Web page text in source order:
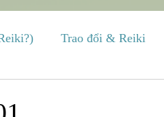
Trao đổi & Reiki